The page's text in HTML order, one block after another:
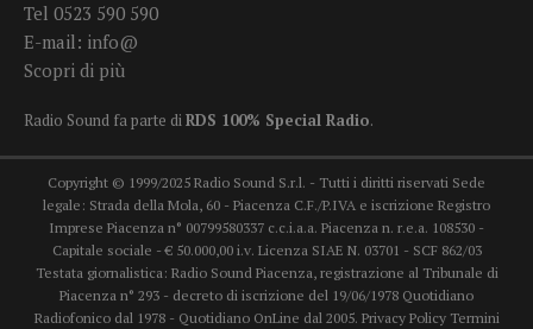
Tel 0523 590 590
E-mail: info@
Scopri di più
Radio Sound fa parte diRDS 100% Special Radio.
Copyright © 1999/2025 Radio Sound S.r.l. - Tutti i diritti riservati Sede
legale: Strada della Mola, 60 - Piacenza C.F./P.IVA e iscrizione Registro
Imprese Piacenza n° 00799580337 c.c.i.a.a. Piacenza n. r.e.a. 108530 -
Capitale sociale - € 50.000,00 i.v. Licenza SIAE N. 03701 - SCF 862/03
Testata giornalistica: Radio Sound Piacenza, registrazione al Tribunale di
Piacenza n° 293 - decreto di iscrizione del 19/06/1978 Quotidiano
Radiofonico dal 1978 - Quotidiano OnLine dal 2005. Privacy Policy Termini